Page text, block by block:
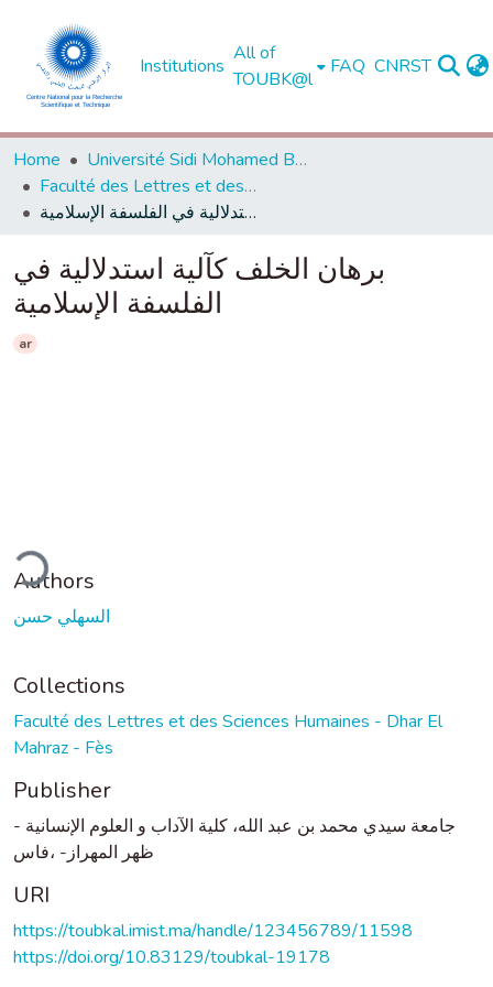
Institutions
All of
TOUBK@l
FAQ CNRST
Home
Université Sidi Mohamed Ben Abdellah de Fès
Faculté des Lettres et des Sciences Humaines - Dhar El Mahraz - Fès
برهان الخلف كآلية استدلالية في الفلسفة الإسلامية
برهان الخلف كآلية استدلالية في
الفلسفة الإسلامية
ar
Authors
السهلي حسن
Collections
Faculté des Lettres et des Sciences Humaines - Dhar El
Mahraz - Fès
Publisher
جامعة سيدي محمد بن عبد الله، كلية الآداب و العلوم الإنسانية -
ظهر المهراز- ،فاس
URI
https://toubkal.imist.ma/handle/123456789/11598
https://doi.org/10.83129/toubkal-19178